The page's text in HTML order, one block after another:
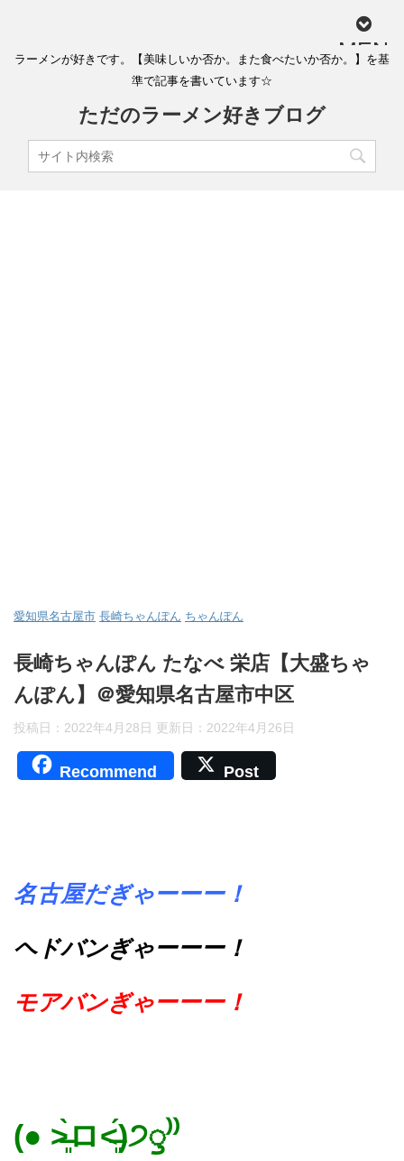
MEN
ラーメンが好きです。【美味しいか否か。また食べたいか否か。】を基
準で記事を書いています☆
ただのラーメン好きブログ
愛知県名古屋市 長崎ちゃんぽん ちゃんぽん
長崎ちゃんぽん たなべ 栄店【大盛ちゃ
んぽん】＠愛知県名古屋市中区
投稿日：2022年4月28日 更新日： 2022年4月26日
Recommend Post
名古屋だぎゃーーー！
ヘドバンぎゃーーー！
モアバンぎゃーーー！
(● ˃̶͈̀ロ˂̶͈́)੭ꠥ⁾⁾